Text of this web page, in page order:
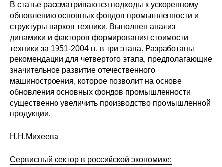
Российская Система Климатического
Мониторинга
Центр «Климатическая политика и
экономика России»
Образование и карьера
Кафедра МФТИ
В статье рассматриваются подходы к ускоренному
обновлению основных фондов промышленности и
структуры парков техники. Выполнен анализ
динамики и факторов формирования стоимости
техники за 1951-2004 гг. в три этапа. Разработаны
рекомендации для четвертого этапа, предполагающие
значительное развитие отечественного
машиностроения, которое позволит на основе
обновления основных фондов промышленности
существенно увеличить производство промышленной
продукции.
Н.Н.Михеева
Сервисный сектор в российской экономике: